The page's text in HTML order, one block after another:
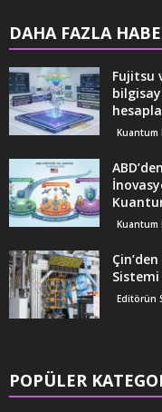
DAHA FAZLA
Fujitsu
Kuantum
Kuantum
Sistemi
Editörün
POPÜLER